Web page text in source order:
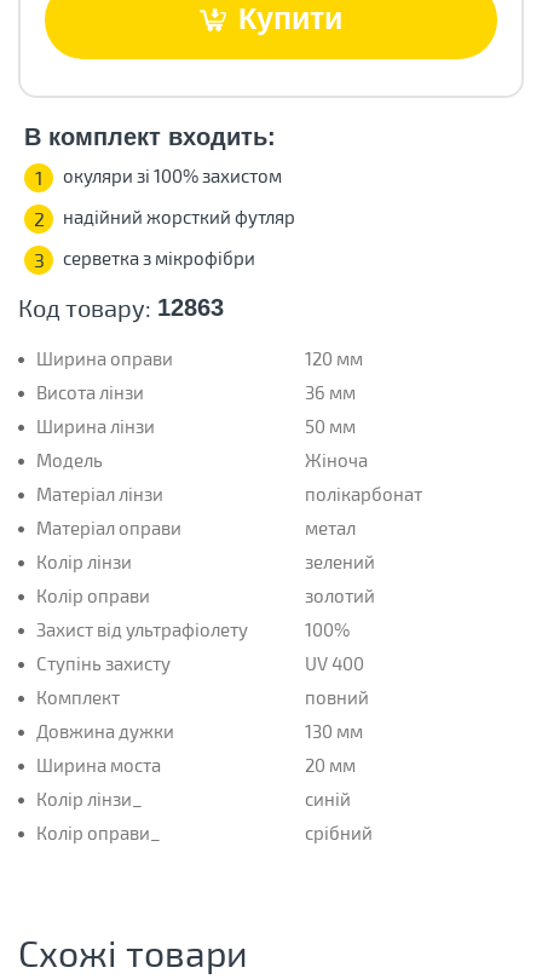
Код товару: 12863
Ширина оправи
120 мм
Висота лінзи
36 мм
Ширина лінзи
50 мм
Модель
Жіноча
Матеріал лінзи
полікарбонат
Матеріал оправи
метал
Колір лінзи
зелений
Колір оправи
золотий
Захист від ультрафіолету
100%
Ступінь захисту
UV 400
Комплект
повний
Довжина дужки
130 мм
Ширина моста
20 мм
Колір лінзи_
синій
Колір оправи_
срібний
Купити
В комплект входить:
1 окуляри зі 100% захистом
2 надійний жорсткий футляр
3 серветка з мікрофібри
Схожі товари